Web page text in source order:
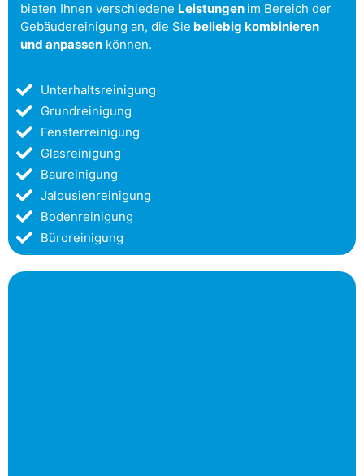
bieten Ihnen verschiedene Leistungen im Bereich der
Gebäudereinigung an, die Sie beliebig kombinieren
und anpassen können.
Unterhaltsreinigung
Grundreinigung
Fensterreinigung
Glasreinigung
Baureinigung
Jalousienreinigung
Bodenreinigung
Büroreinigung